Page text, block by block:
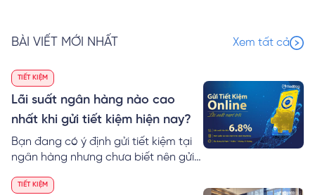
BÀI VIẾT MỚI NHẤT Xem tất cả
TIẾT KIỆM
Lãi suất ngân hàng nào cao
nhất khi gửi tiết kiệm hiện nay?
Bạn đang có ý định gửi tiết kiệm tại
ngân hàng nhưng chưa biết nên gửi
hàng nào cao nhất hiện nay?Bài viết
TIẾT KIỆM